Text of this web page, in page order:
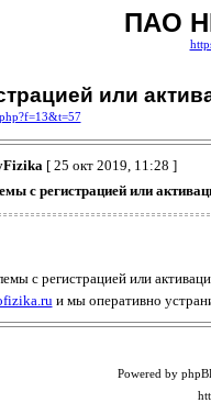
ПАО
или
[ 25 окт 2019, 11:28 ]
с регистрацией или
с регистрацией или
и мы оперативно
Powered by